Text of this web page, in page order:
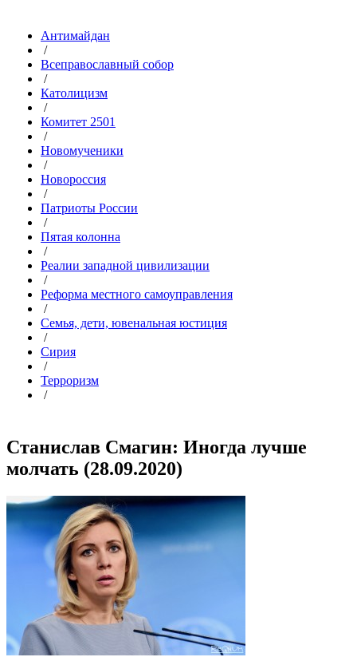
Антимайдан
/
Всеправославный собор
/
Католицизм
/
Комитет 2501
/
Новомученики
/
Новороссия
/
Патриоты России
/
Пятая колонна
/
Реалии западной цивилизации
/
Реформа местного самоуправления
/
Семья, дети, ювенальная юстиция
/
Сирия
/
Терроризм
/
Станислав Смагин: Иногда лучше
молчать (28.09.2020)